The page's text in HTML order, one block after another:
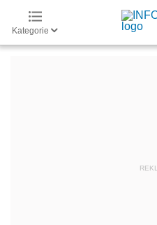
Kategorie